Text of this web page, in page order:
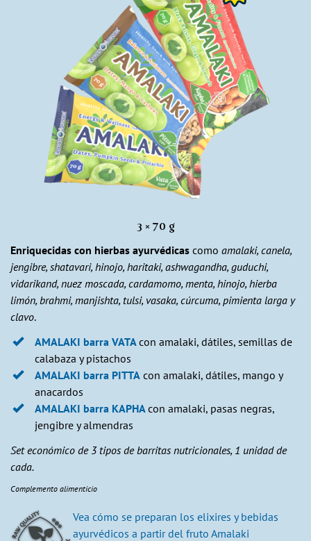
3 × 70 g
Enriquecidas con hierbas ayurvédicas como amalaki, canela,
jengibre, shatavari, hinojo, haritaki, ashwagandha, guduchi,
vidarikand, nuez moscada, cardamomo, menta, hinojo, hierba
limón, brahmi, manjishta, tulsi, vasaka, cúrcuma, pimienta larga y
clavo.
AMALAKI barra VATA con amalaki, dátiles, semillas de
calabaza y pistachos
AMALAKI barra PITTA con amalaki, dátiles, mango y
anacardos
AMALAKI barra KAPHA con amalaki, pasas negras,
jengibre y almendras
Set económico de 3 tipos de barritas nutricionales, 1 unidad de
cada.
Complemento alimenticio
Vea cómo se preparan los elixires y bebidas
ayurvédicos a partir del fruto Amalaki